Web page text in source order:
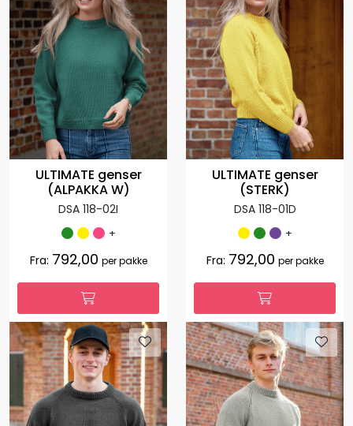
ULTIMATE genser
(ALPAKKA W)
DSA 118-02I
+
Fra: 792,00 per pakke
ULTIMATE genser
(STERK)
DSA 118-01D
+
Fra: 792,00 per pakke